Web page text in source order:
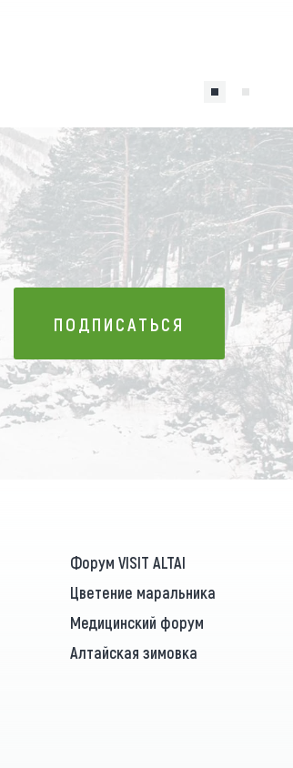
ПОДПИСАТЬСЯ
ПОДПИСАТЬСЯ
Форум VISIT ALTAI
Цветение маральника
Медицинский форум
Алтайская зимовка